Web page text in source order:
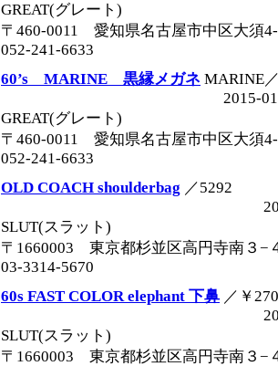
GREAT(グレート)
〒460-0011 愛知県名古屋市中区大須
052-241-6633
60’s MARINE 黒縁メガネ MARINE
2015-
GREAT(グレート)
〒460-0011 愛知県名古屋市中区大須
052-241-6633
OLD COACH shoulderbag ／5292
SLUT(スラット)
〒1660003 東京都杉並区高円寺南３−
03-3314-5670
60s FAST COLOR elephant 下鼻 ／￥
SLUT(スラット)
〒1660003 東京都杉並区高円寺南３−